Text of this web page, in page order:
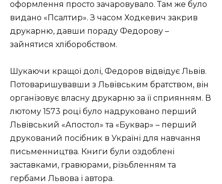
оформлення просто зачаровувало. Там же було
видано «Псалтир». З часом Ходкевич закрив
друкарню, давши пораду Федорову –
зайнятися хліборобством.
Шукаючи кращої долі, Федоров відвідує Львів.
Потоваришувавши з Львівським братством, він
організовує власну друкарню за її сприянням. В
лютому 1573 році було надруковано перший
Львівський «Апостол» та «Буквар» – перший
друкований посібник в Україні для навчання
письменництва. Книги були оздоблені
заставками, гравюрами, різьбленням та
гербами Львова і автора.